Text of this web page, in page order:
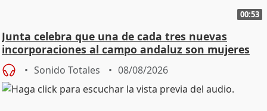
00:53
Junta celebra que una de cada tres nuevas
incorporaciones al campo andaluz son mujeres
jóvenes
Sonido Totales 08/08/2026